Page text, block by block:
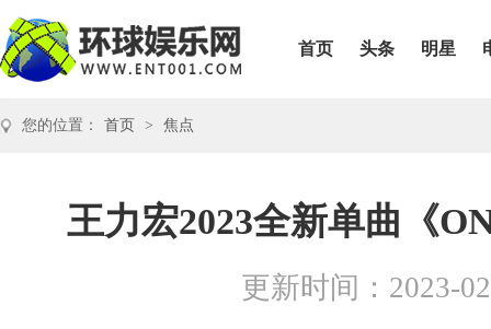
首页 头条 明星
您的位置： 首页 > 焦点
王力宏2023全新单曲《
更新时间：2023-